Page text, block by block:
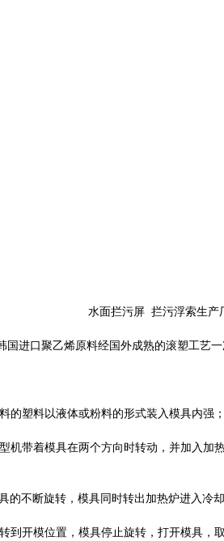
水面拦污屏 拦污浮索生产
进口聚乙烯原料经国外成熟的滚塑工艺一
塑料以液体或粉料的形式装入模具内强
带着模具在两个方向时转动，并加入加
不断旋转，模具同时转出加热炉进入冷
到开模位置，模具停止旋转，打开模具，